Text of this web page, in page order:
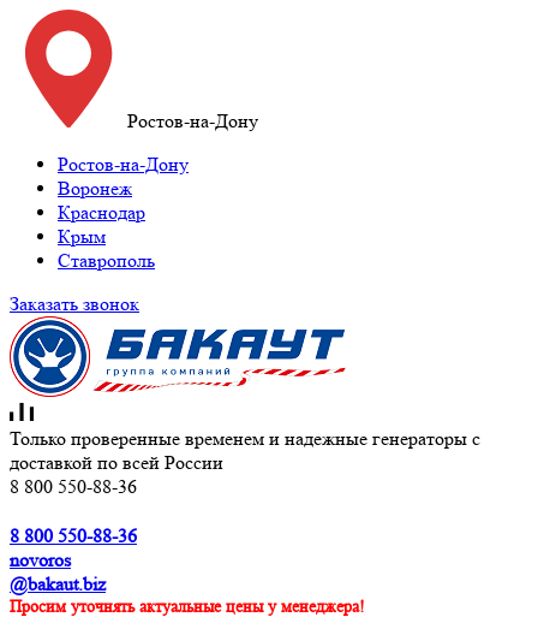
Ростов-на-Дону
Ростов-на-Дону
Воронеж
Краснодар
Крым
Ставрополь
Заказать звонок
Только проверенные временем и надежные генераторы с
доставкой по всей России
8 800 550-88-36
8 800 550-88-36
novoros
@bakaut.biz
Просим уточнять актуальные цены у менеджера!